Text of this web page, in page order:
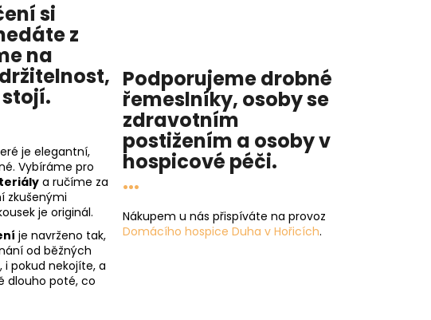
si
z
na
,
je elegantní,
Vybíráme pro
a ručíme za
zkušenými
je originál.
je navrženo tak,
od běžných
i pokud nekojíte, a
dlouho poté, co
Podporujeme drobné
řemeslníky, osoby se
zdravotním
postižením a osoby v
hospicové péči.
...
Nákupem u nás přispíváte na provoz
Domácího hospice Duha v Hořicích.